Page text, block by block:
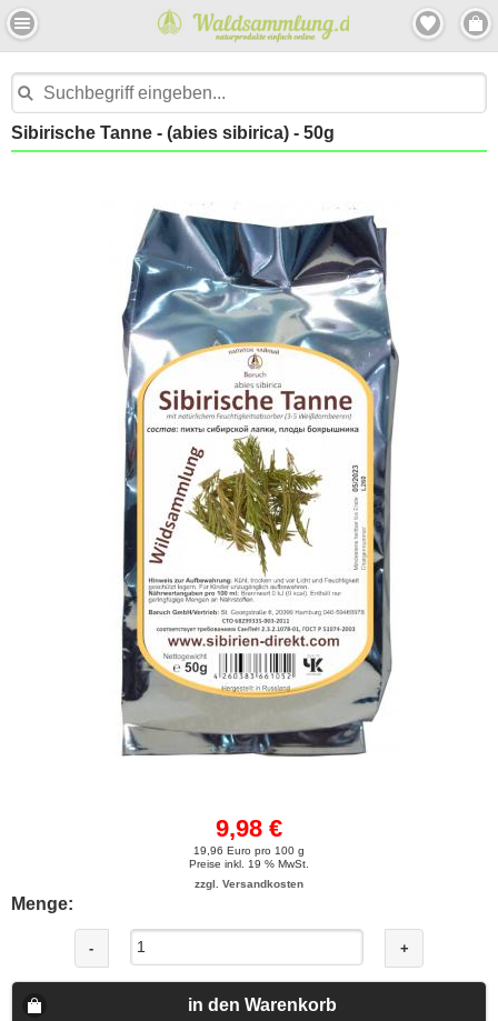
Sibirische Tanne - (abies sibirica) - 50g
9,98 €
19,96 Euro pro 100 g
Preise inkl. 19 % MwSt.
zzgl. Versandkosten
Menge:
- +
in den Warenkorb